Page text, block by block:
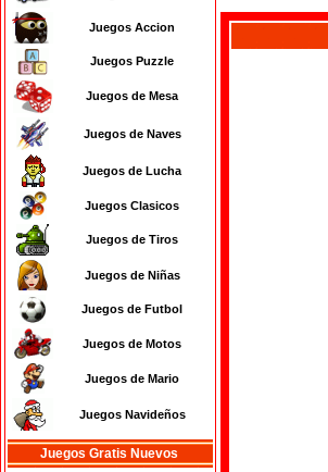
Juegos Accion
Juegos Puzzle
Juegos de Mesa
Juegos de Naves
Juegos de Lucha
Juegos Clasicos
Juegos de Tiros
Juegos de Niñas
Juegos de Futbol
Juegos de Motos
Juegos de Mario
Juegos Navideños
Juegos Gratis Nuevos